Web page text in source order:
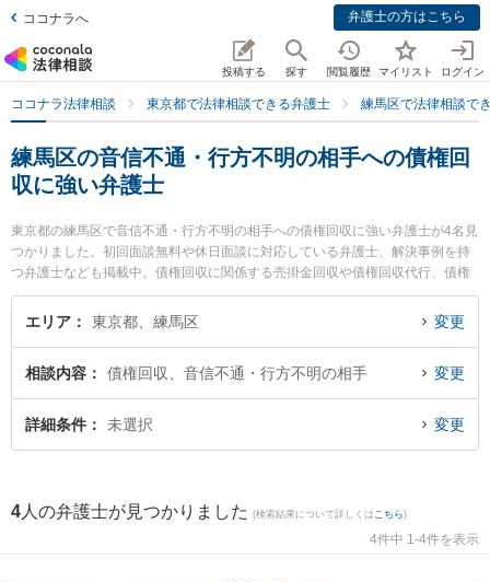
ココナラへ 弁護士の方はこちら
投稿する 探す 閲覧履歴 マイリスト ログイン
ココナラ法律相談 東京都で法律相談できる弁護士 練馬区で法律相談で
練馬区の音信不通・行方不明の相手への債権回
収に強い弁護士
東京都の練馬区で音信不通・行方不明の相手への債権回収に強い弁護士が4名見
つかりました。初回面談無料や休日面談に対応している弁護士、解決事例を持
つ弁護士なども掲載中。債権回収に関係する売掛金回収や債権回収代行、債権
の時効中断等の細かな分野での絞り込み検索もでき便利です。特に秋和法律事
務所の秋和 雄一弁護士や大泉学園法律事務所の久保田 育大弁護士、ハート法律
債権回収のトラブルを今すぐに弁護士に相談したい』『音信不通・行方不明の
相手への債権回収のトラブル解決の実績豊富な近くの弁護士を検索したい』
『初回相談無料で音信不通・行方不明の相手への債権回収を法律相談できる練
エリア 東京都、練馬区 変更
相談内容 債権回収、音信不通・行方不明の相手 変更
詳細条件 未選択 変更
4 人の弁護士が見つかりました (検索結果について詳しくは こちら)
4件中 1-4件を表示